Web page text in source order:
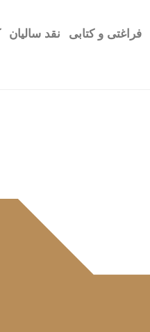
فراغتی و کتابی نقد سالیان